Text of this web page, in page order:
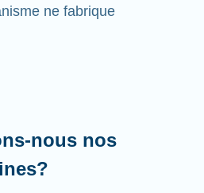
ne fabrique
nous nos